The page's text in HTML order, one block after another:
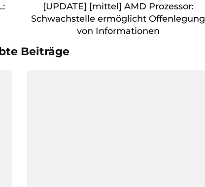
[UPDATE] [mittel] AMD Prozessor:
Schwachstelle ermöglicht Offenlegung
von Informationen
Beiträge